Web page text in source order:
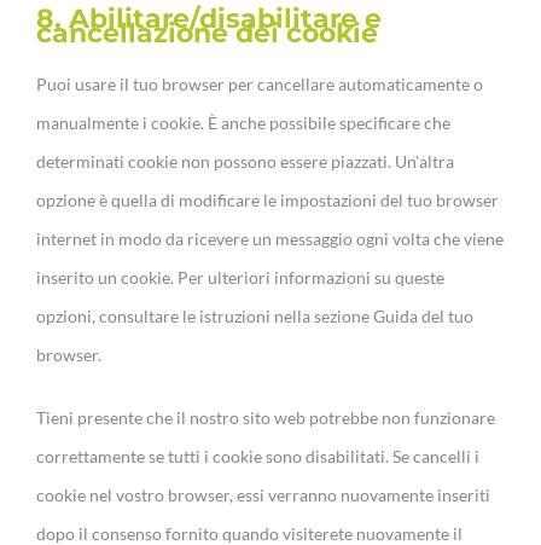
8. Abilitare/disabilitare e
cancellazione dei cookie
Puoi usare il tuo browser per cancellare automaticamente o
manualmente i cookie. È anche possibile specificare che
determinati cookie non possono essere piazzati. Un'altra
opzione è quella di modificare le impostazioni del tuo browser
internet in modo da ricevere un messaggio ogni volta che viene
inserito un cookie. Per ulteriori informazioni su queste
opzioni, consultare le istruzioni nella sezione Guida del tuo
browser.
Tieni presente che il nostro sito web potrebbe non funzionare
correttamente se tutti i cookie sono disabilitati. Se cancelli i
cookie nel vostro browser, essi verranno nuovamente inseriti
dopo il consenso fornito quando visiterete nuovamente il